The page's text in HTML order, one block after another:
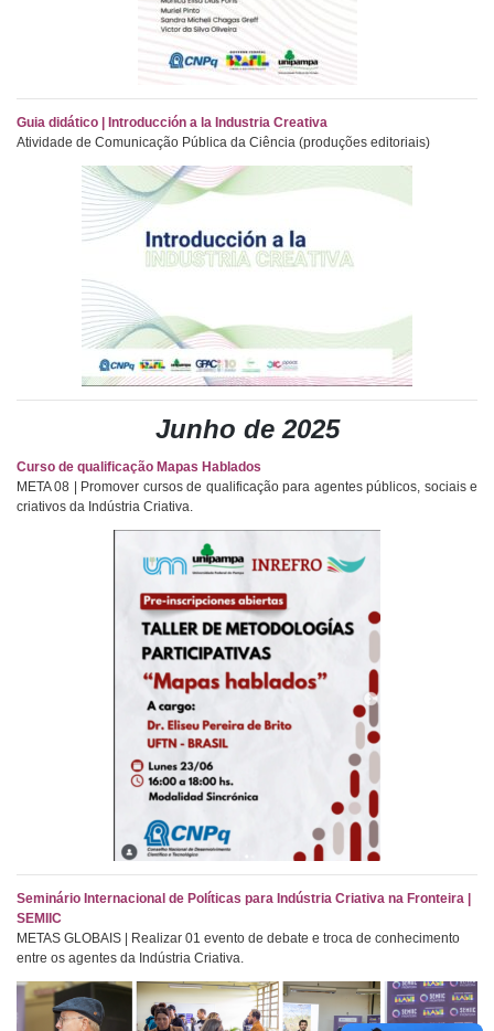
Guia didático | Introducción a la Industria Creativa
Atividade de Comunicação Pública da Ciência (produções editoriais)
Junho de 2025
Curso de qualificação Mapas Hablados
META 08 | Promover cursos de qualificação para agentes públicos, sociais e
criativos da Indústria Criativa.
Seminário Internacional de Políticas para Indústria Criativa na Fronteira |
SEMIIC
METAS GLOBAIS | Realizar 01 evento de debate e troca de conhecimento
entre os agentes da Indústria Criativa.